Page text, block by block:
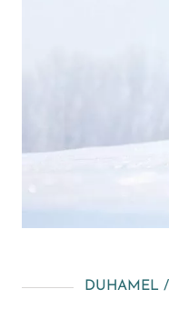
DUHAMEL